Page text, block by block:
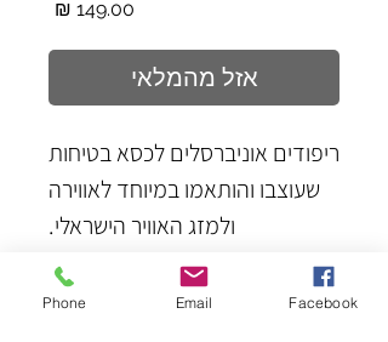
אזל מהמלאי
ריפודים אוניברסלים לכסא בטיחות
שעוצבו והותאמו במיוחד לאווירה
ולמזג האוויר הישראלי.
הריפודים יחדשו מראה כסא ישן,
וישמרו על מראה כסא חדש,
פרטים נוספיםPhone Email Facebook